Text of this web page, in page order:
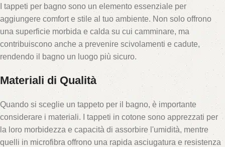
I tappeti per bagno sono un elemento essenziale per
aggiungere comfort e stile al tuo ambiente. Non solo offrono
una superficie morbida e calda su cui camminare, ma
contribuiscono anche a prevenire scivolamenti e cadute,
rendendo il bagno un luogo più sicuro.
Materiali di Qualità
Quando si sceglie un tappeto per il bagno, è importante
considerare i materiali. I tappeti in cotone sono apprezzati per
la loro morbidezza e capacità di assorbire l'umidità, mentre
quelli in microfibra offrono una rapida asciugatura e resistenza